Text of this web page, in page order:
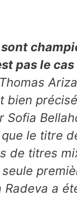
sont
pas le cas
bien
Sofia
le titre
de titres
Radeva a